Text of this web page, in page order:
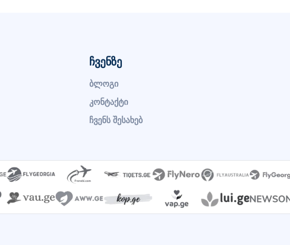
ჩვენზე
ბლოგი
კონტაქტი
ჩვენს შესახებ